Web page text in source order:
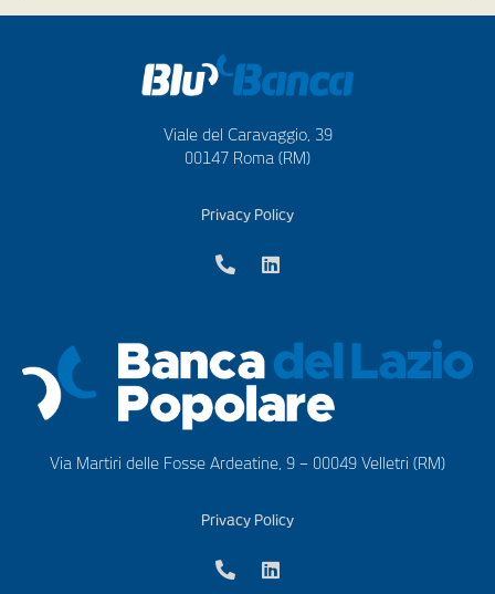
Viale del Caravaggio, 39
00147 Roma (RM)
Privacy Policy
Via Martiri delle Fosse Ardeatine, 9 – 00049 Velletri (RM)
Privacy Policy